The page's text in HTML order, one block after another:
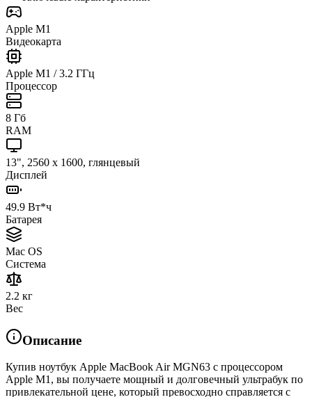
Apple M1
Видеокарта
Apple M1 / 3.2 ГГц
Процессор
8 Гб
RAM
13", 2560 x 1600, глянцевый
Дисплей
49.9 Вт*ч
Батарея
Mac OS
Система
2.2 кг
Вес
Описание
Купив ноутбук Apple MacBook Air MGN63 с процессором
Apple M1, вы получаете мощный и долговечный ультрабук по
привлекательной цене, который превосходно справляется с